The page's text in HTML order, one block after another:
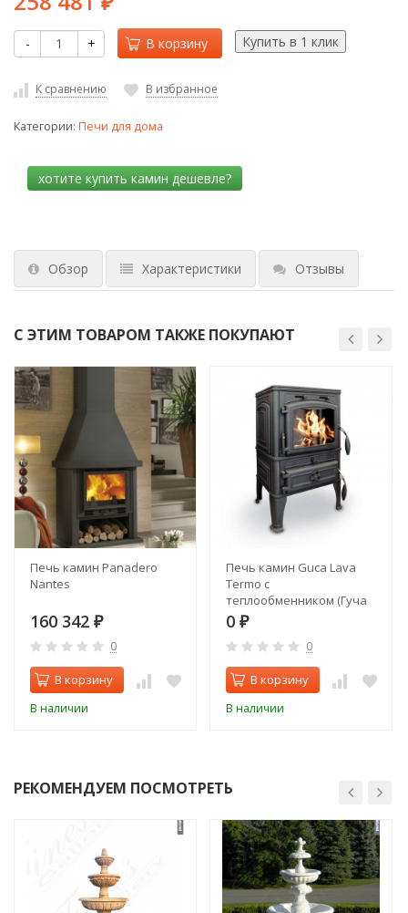
- + В корзину
К сравнению В избранное
Категории: Печи для дома
Обзор Характеристики Отзывы
С ЭТИМ ТОВАРОМ ТАКЖЕ ПОКУПАЮТ
Печь камин Panadero
Nantes
160 342 ₽
0
В корзину
В наличии
Печь камин Guca Lava
Termo с
теплообменником (Гуча
Лава)
0 ₽
0
В корзину
В наличии
РЕКОМЕНДУЕМ ПОСМОТРЕТЬ